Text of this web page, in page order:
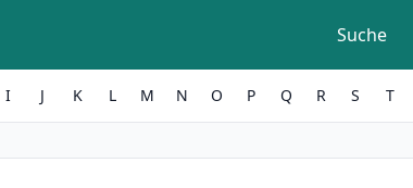
Suche
I J K L M N O P Q R S T